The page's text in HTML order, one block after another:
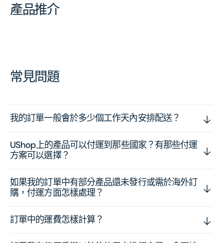
產品推介
常見問題
我的訂單一般會於多少個工作天內安排配送？
UShop上的產品可以付運到那些國家？有那些付運
方案可以選擇？
如果我的訂單中有部分產品還未發行或需於海外訂
購，付運方面怎樣處理？
訂單中的運費怎樣計算？